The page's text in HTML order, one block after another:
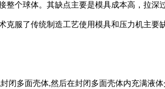
个球体。其缺点主要是模具成本高，拉深
服了传统制造工艺使用模具和压力机主要缺
多面壳体,然后在封闭多面壳体内充满液